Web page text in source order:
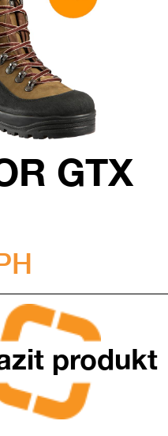
GTX
produkt